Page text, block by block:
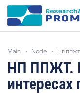
main node нп
НП ППЖТ.
интересах